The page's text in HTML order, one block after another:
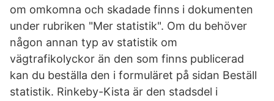
om omkomna och skadade finns i dokumenten
under rubriken "Mer statistik". Om du behöver
någon annan typ av statistik om
vägtrafikolyckor än den som finns publicerad
kan du beställa den i formuläret på sidan Beställ
statistik. Rinkeby-Kista är den stadsdel i